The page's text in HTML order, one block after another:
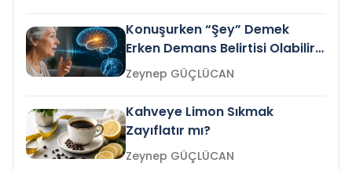
Konuşurken “Şey” Demek
Erken Demans Belirtisi Olabilir
mi?
Zeynep GÜÇLÜCAN
Kahveye Limon Sıkmak
Zayıflatır mı?
Zeynep GÜÇLÜCAN